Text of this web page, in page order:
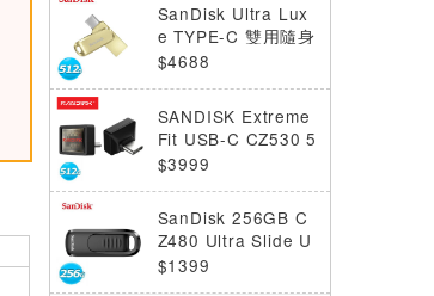
SanDisk Ultra Lux
e TYPE-C 雙用隨身
碟 512G 金
$4688
SANDISK Extreme
Fit USB-C CZ530 5
12GB 隨身碟
$3999
SanDisk 256GB C
Z480 Ultra Slide U
SB Type-C 隨身碟
$1399